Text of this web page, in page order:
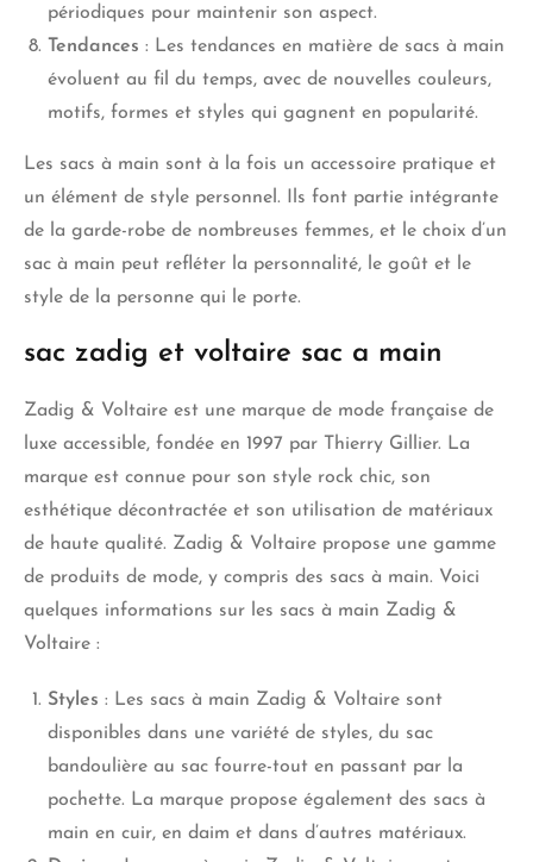
périodiques pour maintenir son aspect.
Tendances : Les tendances en matière de sacs à main
évoluent au fil du temps, avec de nouvelles couleurs,
motifs, formes et styles qui gagnent en popularité.
Les sacs à main sont à la fois un accessoire pratique et
un élément de style personnel. Ils font partie intégrante
de la garde-robe de nombreuses femmes, et le choix d’un
sac à main peut refléter la personnalité, le goût et le
style de la personne qui le porte.
sac zadig et voltaire sac a main
Zadig & Voltaire est une marque de mode française de
luxe accessible, fondée en 1997 par Thierry Gillier. La
marque est connue pour son style rock chic, son
esthétique décontractée et son utilisation de matériaux
de haute qualité. Zadig & Voltaire propose une gamme
de produits de mode, y compris des sacs à main. Voici
quelques informations sur les sacs à main Zadig &
Voltaire :
Styles : Les sacs à main Zadig & Voltaire sont
disponibles dans une variété de styles, du sac
bandoulière au sac fourre-tout en passant par la
pochette. La marque propose également des sacs à
main en cuir, en daim et dans d’autres matériaux.